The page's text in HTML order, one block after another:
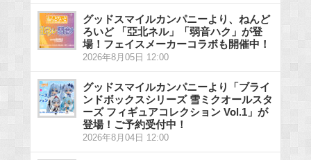
グッドスマイルカンパニーより、ねんど
ろいど 「亞北ネル」「弱音ハク」が登
場！フェイスメーカーコラボも開催中！
2026年8月05日 12:00
グッドスマイルカンパニーより「ブライ
ンドボックスシリーズ 雪ミクオールスタ
ーズ フィギュアコレクション Vol.1」が
登場！ご予約受付中！
2026年8月04日 12:00